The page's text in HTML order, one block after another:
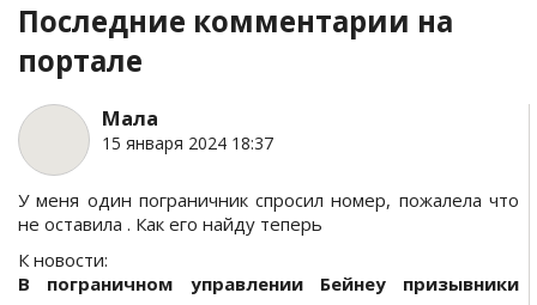
Последние комментарии на
портале
Мала
15 января 2024 18:37
У меня один пограничник спросил номер, пожалела что
не оставила . Как его найду теперь
К новости:
В пограничном управлении Бейнеу призывники